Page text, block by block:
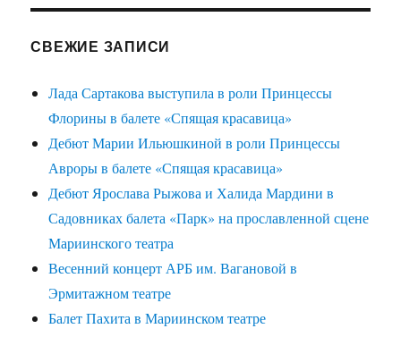
СВЕЖИЕ ЗАПИСИ
Лада Сартакова выступила в роли Принцессы
Флорины в балете «Спящая красавица»
Дебют Марии Ильюшкиной в роли Принцессы
Авроры в балете «Спящая красавица»
Дебют Ярослава Рыжова и Халида Мардини в
Садовниках балета «Парк» на прославленной сцене
Мариинского театра
Весенний концерт АРБ им. Вагановой в
Эрмитажном театре
Балет Пахита в Мариинском театре